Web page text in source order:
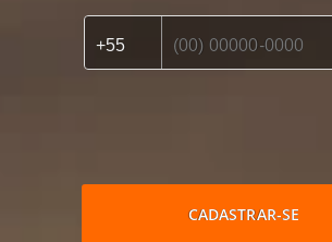
CADASTRAR-SE